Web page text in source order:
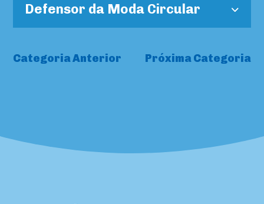
Defensor da Moda Circular
Categoria Anterior Próxima Categoria